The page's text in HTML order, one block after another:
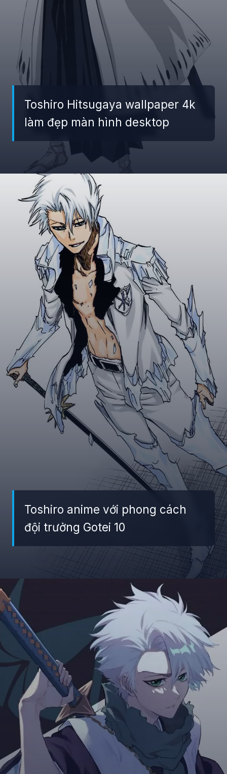
Toshiro Hitsugaya wallpaper 4k
làm đẹp màn hình desktop
Đang mởhttps://giaydabonghana.com/toshiro
Toshiro anime với phong cách
đội trưởng Gotei 10
https://giaydabonghana.com/toshiro